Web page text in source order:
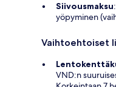
Siivousmaksu
yöpyminen
Vaihtoehtoiset
VND:n